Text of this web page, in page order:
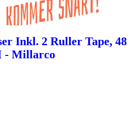
Inkl. 2 Ruller Tape, 48
- Millarco